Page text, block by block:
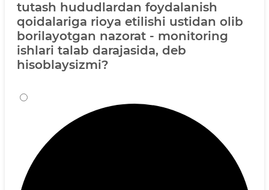
tutash hududlardan foydalanish
qoidalariga rioya etilishi ustidan olib
borilayotgan nazorat - monitoring
ishlari talab darajasida, deb
hisoblaysizmi?